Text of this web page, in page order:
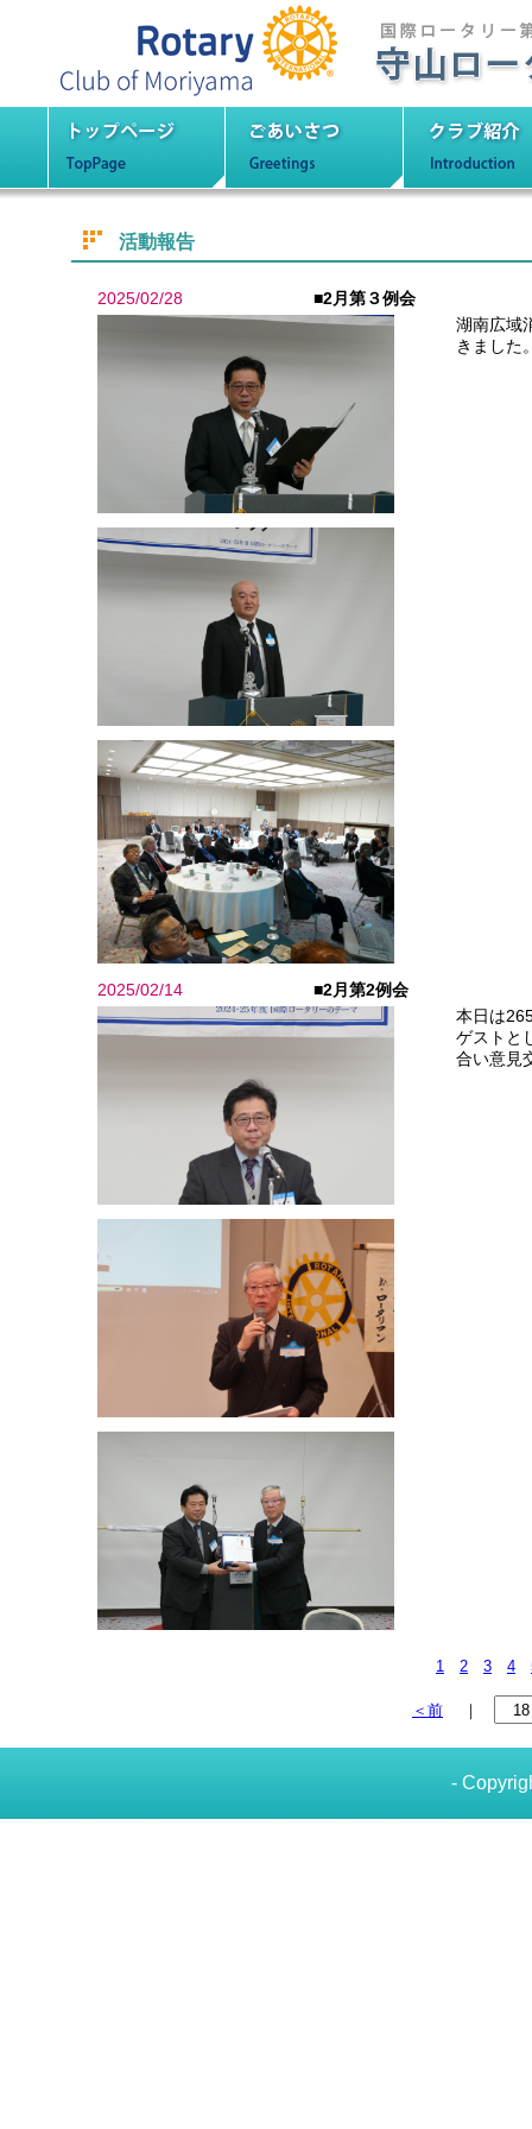
守山ロータリーク
活動報告
2025/02/28
■2月第３例会
湖南広域
きました
2025/02/14
■2月第2例会
本日は
ゲストと
合い意見
1 2 3 4
＜前 ｜
-